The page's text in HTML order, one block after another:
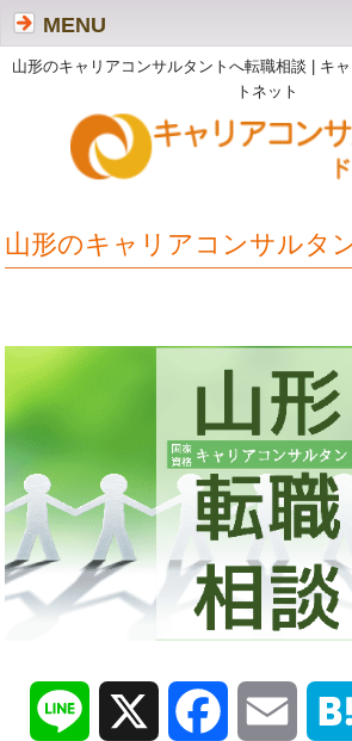
山形のキャリアコンサルタントへ転職相談 | キ
トネット
MENU
山形のキャリアコンサルタ
Line Facebook Email